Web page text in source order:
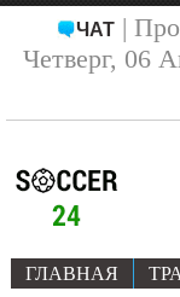
ЧАТ|
Четверг, 06
ГЛАВНАЯ